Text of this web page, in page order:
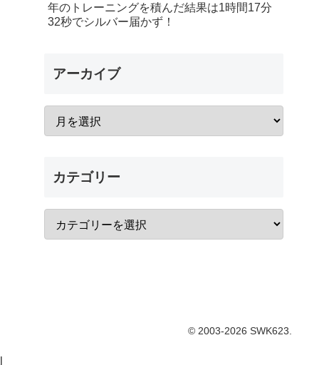
年のトレーニングを積んだ結果は1時間17分
32秒でシルバー届かず！
アーカイブ
カテゴリー
© 2003-2026 SWK623.